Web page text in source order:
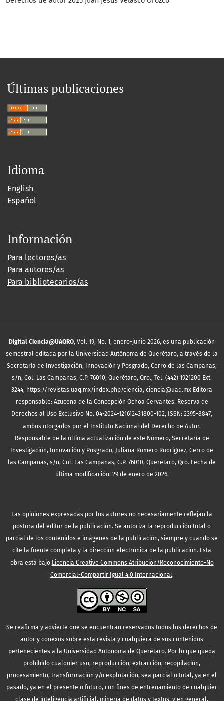
Últimas publicaciones
Idioma
English
Español
Información
Para lectores/as
Para autores/as
Para bibliotecarios/as
Digital Ciencia@UAQRO, Vol. 19, No. 1, enero-junio 2026, es una publicación
semestral editada por la Universidad Autónoma de Querétaro, a través de la
Secretaría de Investigación, Innovación y Posgrado, Cerro de las Campanas,
s/n, Col. Las Campanas, C.P. 76010, Querétaro, Qro., Tel. (442) 1921200 Ext.
3244, https://revistas.uaq.mx/index.php/ciencia, ciencia@uaq.mx Editora
responsable: Azucena de la Concepción Ochoa Cervantes. Reserva de
Derechos al Uso Exclusivo No. 04-2024-121612431800-102, ISSN: 2395-8847,
ambos otorgados por el Instituto Nacional del Derecho de Autor.
Responsable de la última actualización de este Número, Secretaría de
Investigación, Innovación y Posgrado, Juliana Romero Rodríguez, Cerro de
las Campanas, s/n, Col. Las Campanas, C.P. 76010, Querétaro, Qro. Fecha de
última modificación: 29 de enero de 2026.
Las opiniones expresadas por los autores no necesariamente reflejan la
postura del editor de la publicación. Se autoriza la reproducción total o
parcial de los contenidos e imágenes de la publicación, siempre y cuando se
cite la fuente completa y la dirección electrónica de la publicación. Esta
obra está bajo Licencia Creative Commons Atribución/Reconocimiento-No
Comercial-Compartir Igual 4.0 Internacional.
Se reafirma y advierte que se encuentran reservados todos los derechos de
autor y conexos sobre esta revista y cualquiera de sus contenidos
pertenecientes a la Universidad Autonoma de Querétaro. Por lo que queda
prohibido cualquier uso, reproducción, extracción, recopilación,
procesamiento, transformación y/o explotación, sea parcial o total, ya en el
pasado, ya en el presente o futuro, con fines de entrenamiento de cualquier